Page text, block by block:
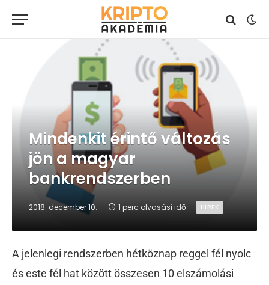
Mindenkit érintő változás
jön a magyar
bankrendszerben
2018. december 10. 1 perc olvasási idő HÍREK
A jelenlegi rendszerben hétköznap reggel fél nyolc
és este fél hat között összesen 10 elszámolási